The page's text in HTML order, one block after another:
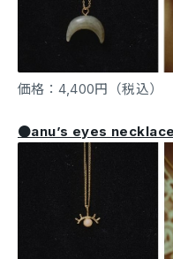
価格：4,400円（税込）
●anu’s eyes necklace